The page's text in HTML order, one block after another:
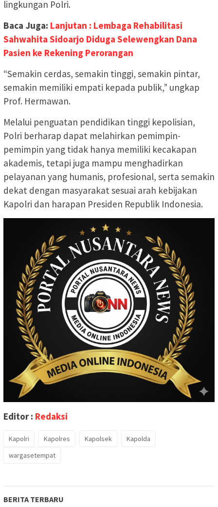
lingkungan Polri.
Baca Juga: Lanjutan : Lembaga Rehabilitasi
Sahwahita Sidoarjo Diduga Selewengkan Dana
Pasien ke Rekening Perorangan
“Semakin cerdas, semakin tinggi, semakin pintar,
semakin memiliki empati kepada publik,” ungkap
Prof. Hermawan.
Melalui penguatan pendidikan tinggi kepolisian,
Polri berharap dapat melahirkan pemimpin-
pemimpin yang tidak hanya memiliki kecakapan
akademis, tetapi juga mampu menghadirkan
pelayanan yang humanis, profesional, serta semakin
dekat dengan masyarakat sesuai arah kebijakan
Kapolri dan harapan Presiden Republik Indonesia.
Editor : Redaksi
Kapolri Kapolres Kapolsek
Kapolda
wargasetempat
BERITA TERBARU